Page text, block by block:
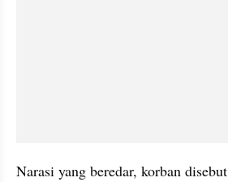
Narasi yang beredar, korban